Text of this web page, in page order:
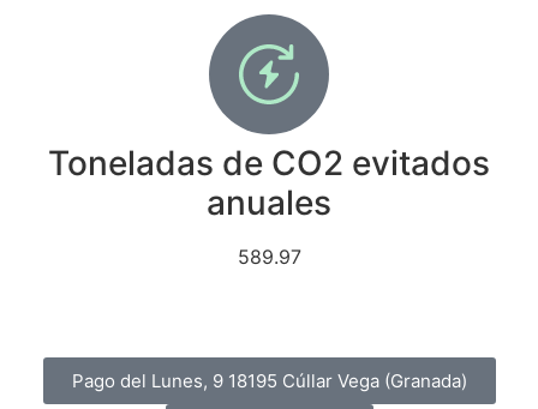
Toneladas de CO2 evitados
anuales
589.97
Pago del Lunes, 9 18195 Cúllar Vega (Granada)